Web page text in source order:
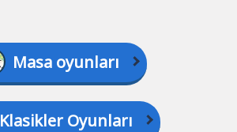
Masa oyunları
Klasikler Oyunları